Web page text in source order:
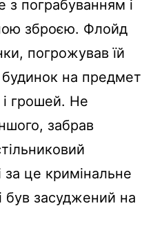
з пограбуванням і
зброєю. Флойд
погрожував їй
на предмет
і грошей. Не
забрав
це кримінальне
був засуджений на